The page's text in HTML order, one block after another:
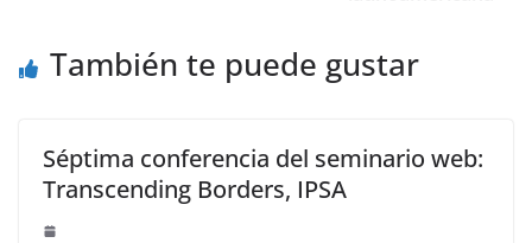
También te puede gustar
Séptima conferencia del seminario web:
Transcending Borders, IPSA